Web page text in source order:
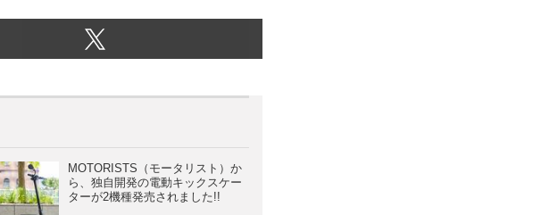
MOTORISTS（モータリスト）か
ら、独自開発の電動キックスケー
ターが2機種発売されました!!